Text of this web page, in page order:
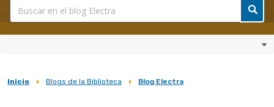
Sobrescribir
Inicio Blogs de la Biblioteca Blog Electra